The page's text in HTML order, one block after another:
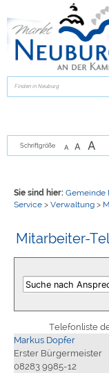
zur Navigation
Schriftgröße A A A
Sie sind hier: Gemeinde
Service> Verwaltung>
Mitarbeiter-
Telefonliste
Markus Dopfer
Erster Bürgermeister
08283 9985-12